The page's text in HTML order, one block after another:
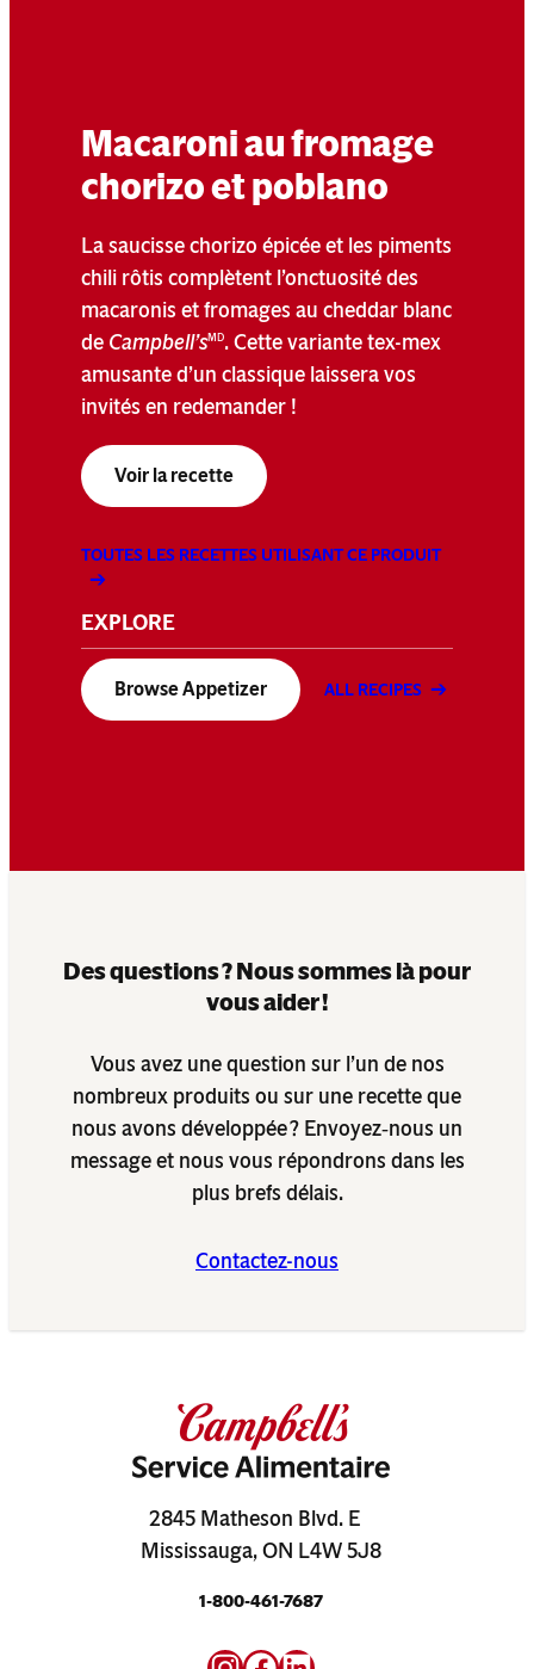
Macaroni au fromage
chorizo et poblano
La saucisse chorizo épicée et les piments
chili rôtis complètent l’onctuosité des
macaronis et fromages au cheddar blanc
de Campbell’sMD. Cette variante tex-mex
amusante d’un classique laissera vos
invités en redemander !
Voir la recette
TOUTES LES RECETTES UTILISANT CE PRODUIT
EXPLORE
Browse Appetizer ALL RECIPES
2845 Matheson Blvd. E
Mississauga, ON L4W 5J8
1-800-461-7687
Des questions ? Nous sommes là pour
vous aider !
Vous avez une question sur l’un de nos
nombreux produits ou sur une recette que
nous avons développée ? Envoyez‑nous un
message et nous vous répondrons dans les
plus brefs délais.
Contactez-nous